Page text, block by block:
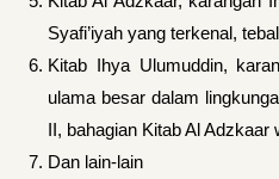
Syafi’iyah yang terkenal,
Kitab Ihya Ulumuddin,
ulama besar dalam
II, bahagian Kitab Al Adzkaar
Dan lain-lain